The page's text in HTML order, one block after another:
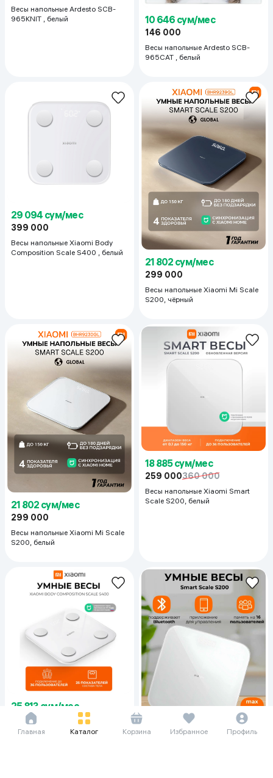
Весы напольные Ardesto SCB-
965KNIT , белый
10 646 сум/мес
146 000
Весы напольные Ardesto SCB-
965CAT , белый
29 094 сум/мес
399 000
Весы напольные Xiaomi Body
Composition Scale S400 , белый
21 802 сум/мес
299 000
Весы напольные Xiaomi Mi Scale
S200, чёрный
21 802 сум/мес
299 000
Весы напольные Xiaomi Mi Scale
S200, белый
18 885 сум/мес
259 000360 000
Весы напольные Xiaomi Smart
Scale S200, белый
25 813 сум/мес
354 000 420 000
Весы напольные Xiaomi Body
Главная Каталог Корзина Избранное Профиль